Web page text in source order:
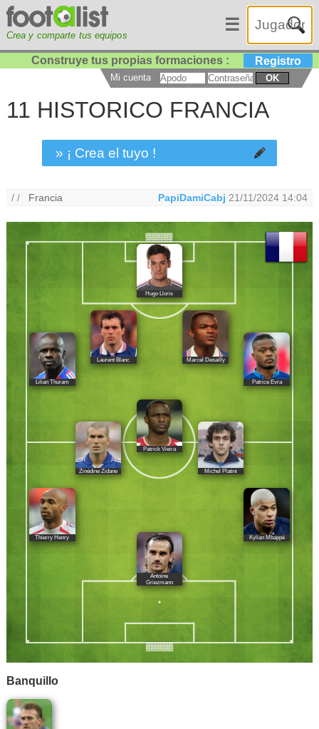
Crea y comparte tus equipos
☰
Construye tus propias formaciones : Registro
Mi cuenta OK
11 HISTORICO FRANCIA
» ¡ Crea el tuyo !
/ / Francia PapiDamiCabj 21/11/2024 14:04
Hugo Lloris
Lilian Thuram
Laurent Blanc Marcel Desailly
Patrice Evra
Patrick Vieira
Zinédine Zidane Michel Platini
Kylian Mbappé
Thierry Henry
Antoine
Griezmann
Banquillo